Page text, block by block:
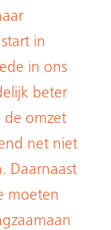
in
in ons
beter
de omzet
net niet
Daarnaast
moeten